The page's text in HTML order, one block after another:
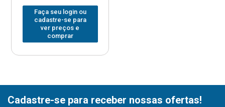
Faça seu login ou
cadastre-se para
ver preços e
comprar
Cadastre-se para receber nossas ofertas!